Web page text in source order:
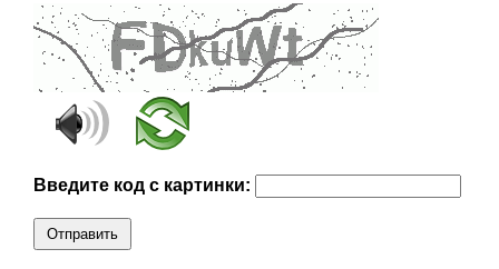
Введите код с картинки:
Отправить